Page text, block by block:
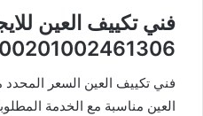
فني تكييف العين
00201002461306
فني تكييف العين السعر
العين مناسبة مع الخدمة